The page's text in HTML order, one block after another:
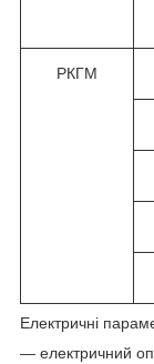
РКГМ
Електричні
— електричний